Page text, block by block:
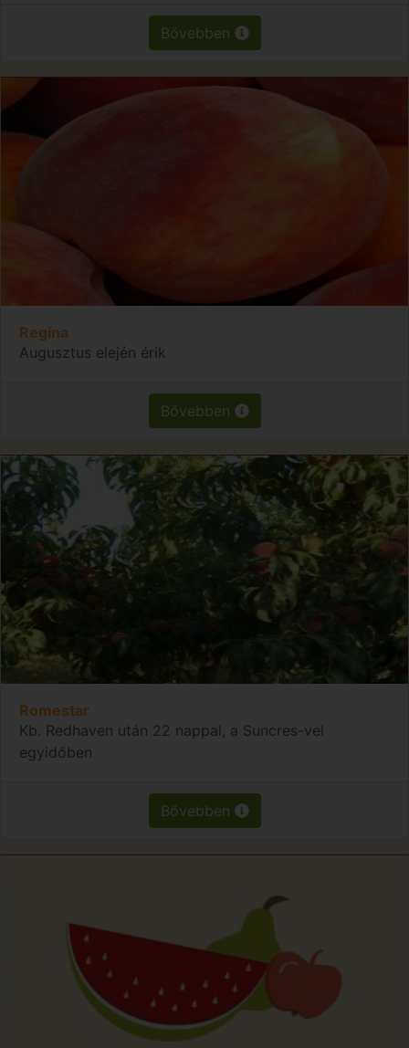
Bővebben
Regina
Augusztus elején érik
Bővebben
Romestar
Kb. Redhaven után 22 nappal, a Suncres-vel
egyidőben
Bővebben